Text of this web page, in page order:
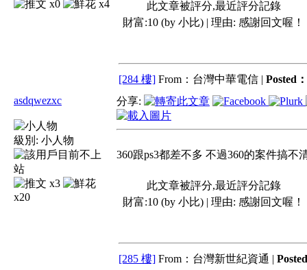
x0 x4
此文章被評分,最近評分記錄
財富:10 (by 小比) | 理由: 感謝回文喔！
[284 樓] From：台灣中華電信 | Posted：
asdqwezxc
級別: 小人物
x3
x20
分享:
360跟ps3都差不多 不過360的案件搞不
此文章被評分,最近評分記錄
財富:10 (by 小比) | 理由: 感謝回文喔！
[285 樓] From：台灣新世紀資通 |